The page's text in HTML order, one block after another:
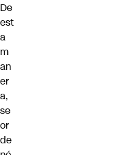
De
est
a
m
an
er
a,
se
or
de